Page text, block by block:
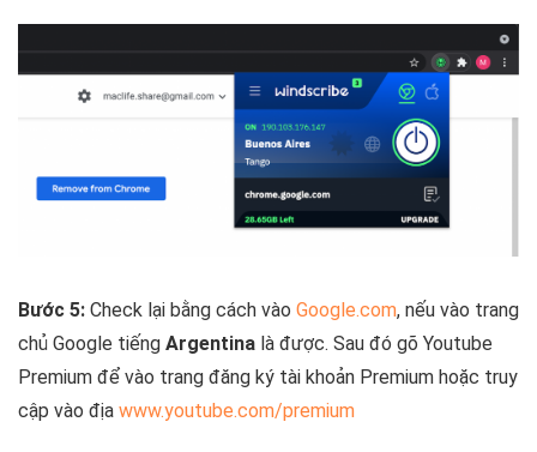
Bước 5: Check lại bằng cách vào Google.com, nếu vào trang
chủ Google tiếng Argentina là được. Sau đó gõ Youtube
Premium để vào trang đăng ký tài khoản Premium hoặc truy
cập vào địa www.youtube.com/premium